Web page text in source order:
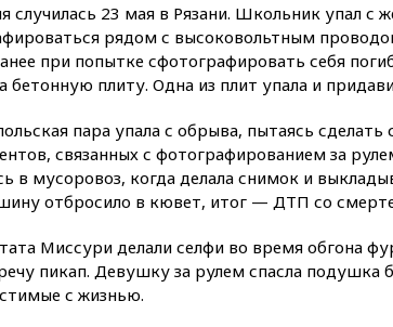
случилась 23 мая в Рязани. Школьник упал с
рядом с высоковольтным
при попытке сфотографировать себя
бетонную плиту. Одна из плит упала и
пара упала с обрыва, пытаясь сделать
связанных с фотографированием за
в мусоровоз, когда делала снимок и
отбросило в кювет, итог — ДТП со
Миссури делали селфи во время обгона
пикап. Девушку за рулем спасла подушка
с жизнью.